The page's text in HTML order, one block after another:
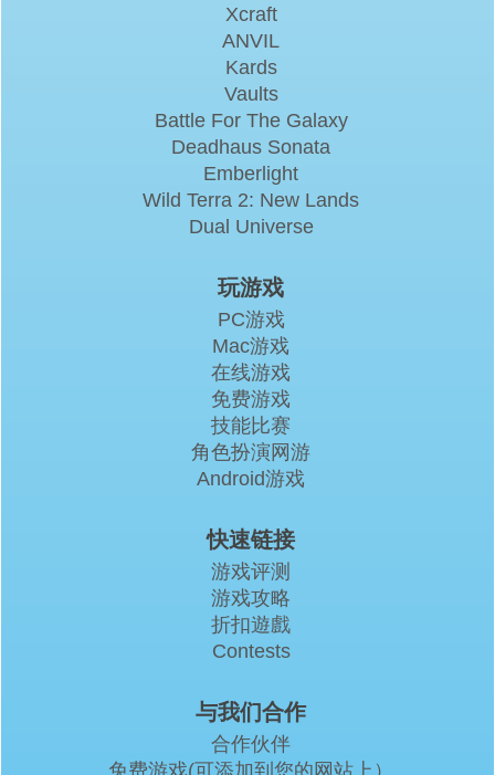
Xcraft
ANVIL
Kards
Vaults
Battle For The Galaxy
Deadhaus Sonata
Emberlight
Wild Terra 2: New Lands
Dual Universe
玩游戏
PC游戏
Mac游戏
在线游戏
免费游戏
技能比赛
角色扮演网游
Android游戏
快速链接
游戏评测
游戏攻略
折扣遊戲
Contests
与我们合作
合作伙伴
免费游戏(可添加到您的网站上）